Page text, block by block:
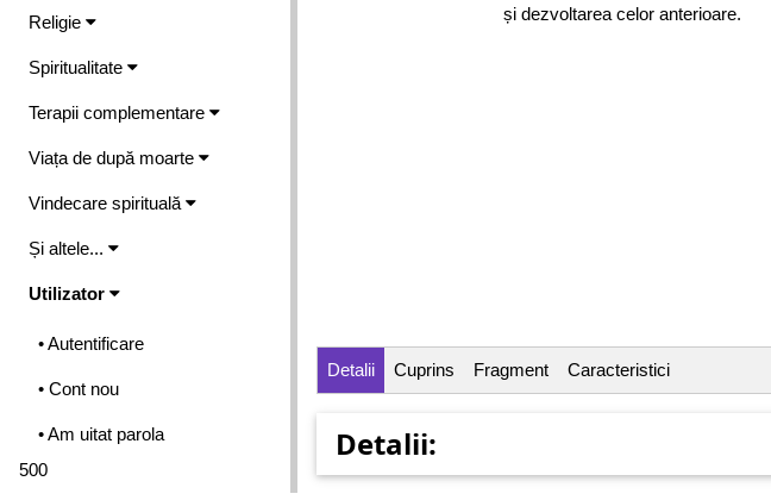
Religie
Spiritualitate
Terapii complementare
Viața de după moarte
Vindecare spirituală
Și altele...
Utilizator
• Autentificare
• Cont nou
• Am uitat parola
500
și dezvoltarea celor anterioare.
Detalii Cuprins Fragment Caracteristici
Detalii: